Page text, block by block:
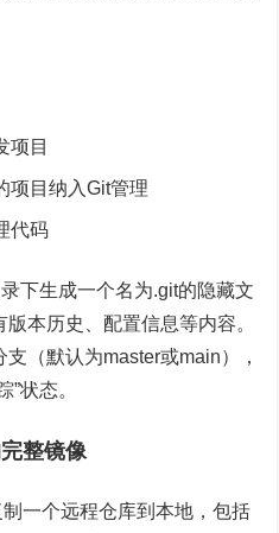
项目
项目纳入Git管理
代码
下生成一个名为.git的隐藏文
本历史、配置信息等内容。
（默认为master或main），
状态。
整镜像
一个远程仓库到本地，包括